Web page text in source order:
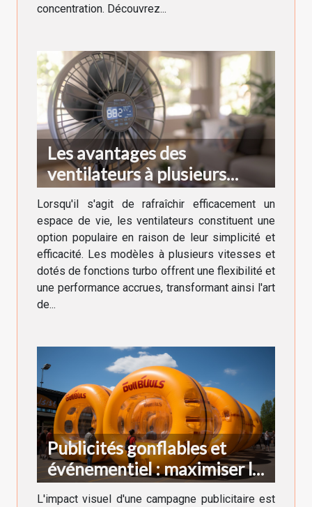
concentration. Découvrez...
Les avantages des
ventilateurs à plusieurs
vitesses et fonctions turbo
Lorsqu'il s'agit de rafraîchir efficacement un
espace de vie, les ventilateurs constituent une
option populaire en raison de leur simplicité et
efficacité. Les modèles à plusieurs vitesses et
dotés de fonctions turbo offrent une flexibilité et
une performance accrues, transformant ainsi l'art
de...
Publicités gonflables et
événementiel : maximiser la
visibilité
L'impact visuel d'une campagne publicitaire est